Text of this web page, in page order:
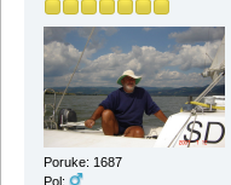
Poruke: 1687
Pol: